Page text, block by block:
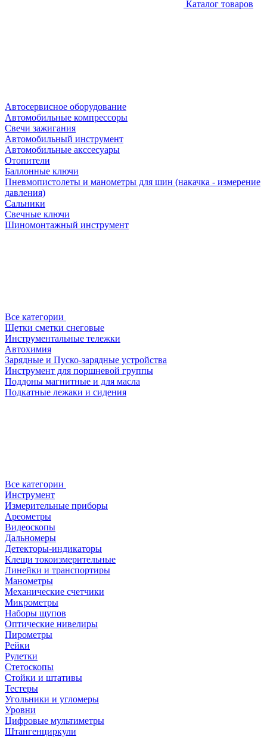
Каталог товаров
Автосервисное оборудование
Автомобильные компрессоры
Свечи зажигания
Автомобильный инструмент
Автомобильные акссесуары
Отопители
Баллонные ключи
Пневмопистолеты и манометры для шин (накачка - измерение
давления)
Сальники
Свечные ключи
Шиномонтажный инструмент
Все категории
Щетки сметки снеговые
Инструментальные тележки
Автохимия
Зарядные и Пуско-зарядные устройства
Инструмент для поршневой группы
Поддоны магнитные и для масла
Подкатные лежаки и сидения
Все категории
Инструмент
Измерительные приборы
Ареометры
Видеоскопы
Дальномеры
Детекторы-индикаторы
Клещи токоизмерительные
Линейки и транспортиры
Манометры
Механические счетчики
Микрометры
Наборы щупов
Оптические нивелиры
Пирометры
Рейки
Рулетки
Стетоскопы
Стойки и штативы
Тестеры
Угольники и угломеры
Уровни
Цифровые мультиметры
Штангенциркули